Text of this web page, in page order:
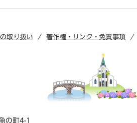
取り扱い
著作権・リンク・免責事項
の町4-1